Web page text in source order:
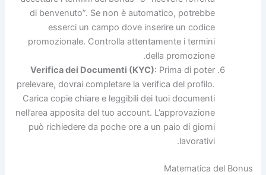
di benvenuto”. Se non è automatico, potrebbe
esserci un campo dove inserire un codice
promozionale. Controlla attentamente i termini
della promozione.
Verifica dei Documenti (KYC) : Prima di poter
prelevare, dovrai completare la verifica del profilo.
Carica copie chiare e leggibili dei tuoi documenti
nell’area apposita del tuo account. L’approvazione
può richiedere da poche ore a un paio di giorni
lavorativi.
Matematica del Bonus